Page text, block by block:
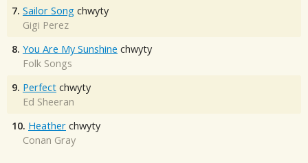
7. Sailor Song chwyty
Gigi Perez
8. You Are My Sunshine chwyty
Folk Songs
9. Perfect chwyty
Ed Sheeran
10. Heather chwyty
Conan Gray